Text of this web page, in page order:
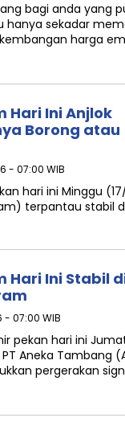
bagi anda yang
hanya sekadar
harga
Hari Ini Anjlok
Borong atau
- 07:00 WIB
hari ini Minggu
terpantau stabil
Hari Ini Stabil
- 07:00 WIB
pekan hari ini
Aneka Tambang
pergerakan